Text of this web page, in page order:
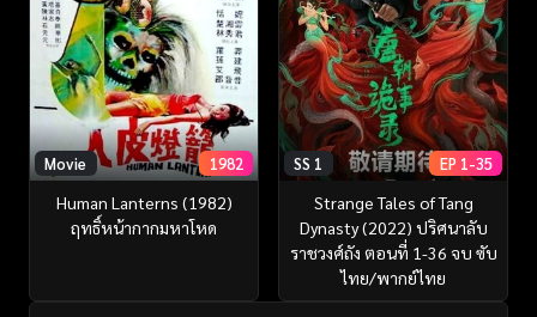
Movie 1982
Human Lanterns (1982)
ฤทธิ์หน้ากากมหาโหด
SS 1 EP 1-35
Strange Tales of Tang
Dynasty (2022) ปริศนาลับ
ราชวงศ์ถัง ตอนที่ 1-36 จบ ซับ
ไทย/พากย์ไทย